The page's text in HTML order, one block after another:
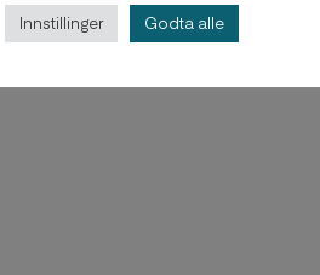
Innstillinger Godta alle